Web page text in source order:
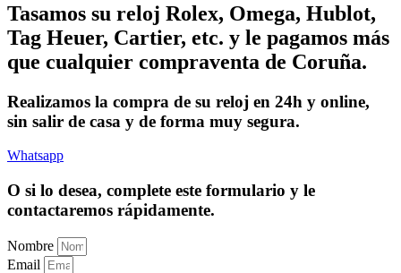
Tasamos su reloj Rolex, Omega, Hublot,
Tag Heuer, Cartier, etc. y le pagamos más
que cualquier compraventa de Coruña.
Realizamos la compra de su reloj en 24h y online,
sin salir de casa y de forma muy segura.
Whatsapp
O si lo desea, complete este formulario y le
contactaremos rápidamente.
Nombre
Email